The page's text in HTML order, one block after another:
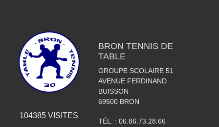
104385 VISITES
BRON TENNIS DE
TABLE
GROUPE SCOLAIRE 51
AVENUE FERDINAND
BUISSON
69500 BRON
TÉL. : 06.86.73.28.66